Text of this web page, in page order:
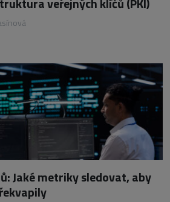
Jaké metriky sledovat, aby